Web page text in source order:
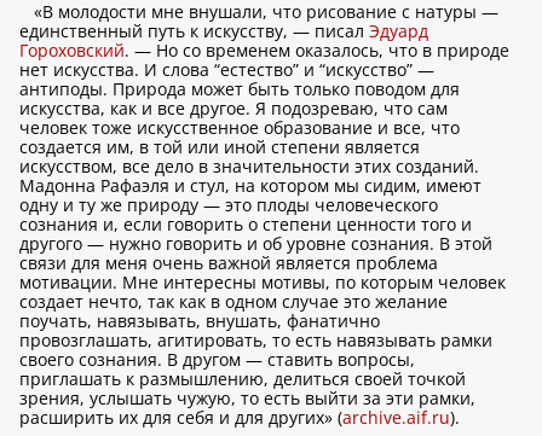
«В молодости мне внушали, что рисование с натуры —
единственный путь к искусству, — писал Эдуард
Гороховский. — Но со временем оказалось, что в природе
нет искусства. И слова “естество” и “искусство” —
антиподы. Природа может быть только поводом для
искусства, как и все другое. Я подозреваю, что сам
человек тоже искусственное образование и все, что
создается им, в той или иной степени является
искусством, все дело в значительности этих созданий.
Мадонна Рафаэля и стул, на котором мы сидим, имеют
одну и ту же природу — это плоды человеческого
сознания и, если говорить о степени ценности того и
другого — нужно говорить и об уровне сознания. В этой
связи для меня очень важной является проблема
мотивации. Мне интересны мотивы, по которым человек
создает нечто, так как в одном случае это желание
поучать, навязывать, внушать, фанатично
провозглашать, агитировать, то есть навязывать рамки
своего сознания. В другом — ставить вопросы,
приглашать к размышлению, делиться своей точкой
зрения, услышать чужую, то есть выйти за эти рамки,
расширить их для себя и для других» (archive.aif.ru).